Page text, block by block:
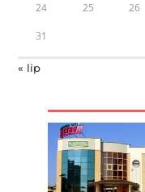
24 25 26
31
« lip